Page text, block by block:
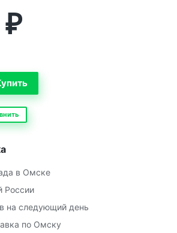
₽
в Омске
России
на следующий день
по Омску